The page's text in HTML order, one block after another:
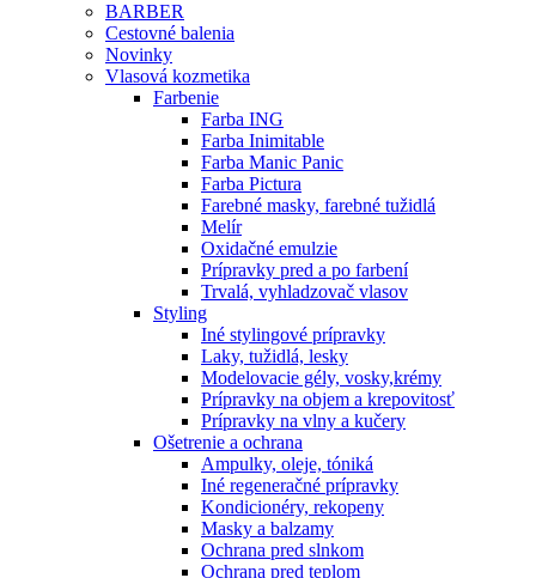
BARBER
Cestovné balenia
Novinky
Vlasová kozmetika
Farbenie
Farba ING
Farba Inimitable
Farba Manic Panic
Farba Pictura
Farebné masky, farebné tužidlá
Melír
Oxidačné emulzie
Prípravky pred a po farbení
Trvalá, vyhladzovač vlasov
Styling
Iné stylingové prípravky
Laky, tužidlá, lesky
Modelovacie gély, vosky,krémy
Prípravky na objem a krepovitosť
Prípravky na vlny a kučery
Ošetrenie a ochrana
Ampulky, oleje, tóniká
Iné regeneračné prípravky
Kondicionéry, rekopeny
Masky a balzamy
Ochrana pred slnkom
Ochrana pred teplom